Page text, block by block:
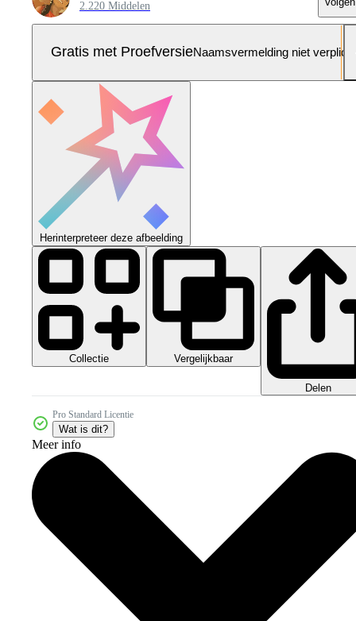
2.220 Middelen
Gratis met ProefversieNaamsvermelding niet verplicht
Herinterpreteer deze afbeelding
Collectie Vergelijkbaar
Delen
Pro Standard Licentie
Wat is dit?
Meer info